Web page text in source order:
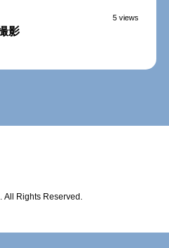
5 views
影
All Rights Reserved.